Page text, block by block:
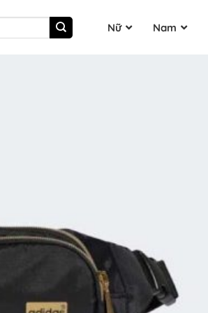
Nữ Nam